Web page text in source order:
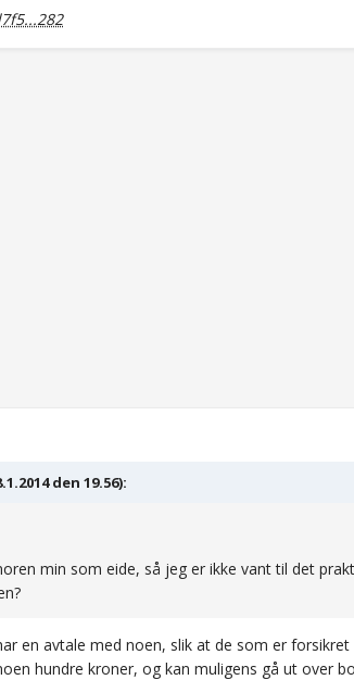
den 19.56):
min som eide, så jeg er ikke vant til det
en avtale med noen, slik at de som er
hundre kroner, og kan muligens gå ut over